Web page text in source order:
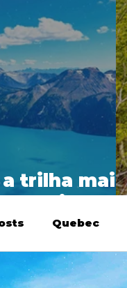
trilha mais
Quebec